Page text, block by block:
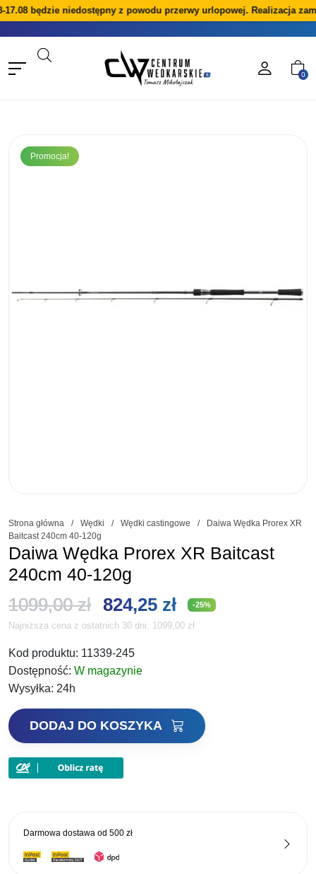
będzie niedostępny z powodu przerwy urlopowej. Realizacja
0
Promocja!
Strona główna / Wędki / Wędki castingowe /
Daiwa Wędka Prorex XR
Baitcast 240cm 40-120g
Daiwa Wędka Prorex XR Baitcast
240cm 40-120g
1099,00zł Pierwotna
cena
wynosiła:
824,25 złAktualna
cena
-25%
Najniższa cena z ostatnich 30 dni: 1099,00 zł
Kod produktu: 11339-245
Dostępność: W magazynie
Wysyłka: 24h
ilość
Daiwa
Prorex
120g
DODAJ DO KOSZYKA
Darmowa dostawa od 500 zł